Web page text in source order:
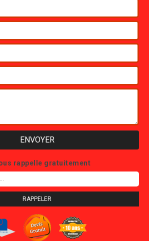
rappelle gratuitement